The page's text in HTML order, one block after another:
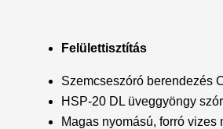
Felülettisztítás
Szemcseszóró berendezés
HSP-20 DL üveggyöngy
Magas nyomású, forró